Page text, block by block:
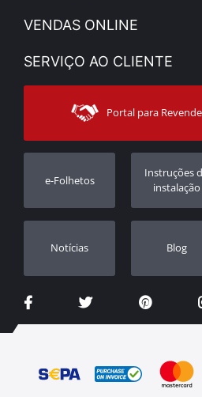
A Companhia
Notícias
Sitemap
VENDAS ONLINE
Minha Conta
Modos de Enviο
SERVIÇO AO CLIENTE
Contacto
Apoio ao cliente
Rastrear ordem
Revendedores
Portal para
e-Folhetos
Instruções
instalação
Notícias Blog